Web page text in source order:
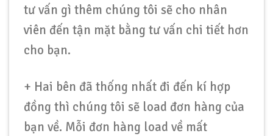
tư vấn gì thêm chúng tôi sẽ cho nhân
viên đến tận mặt bằng tư vấn chi tiết hơn
cho bạn.
+ Hai bên đã thống nhất đi đến kí hợp
đồng thì chúng tôi sẽ load đơn hàng của
bạn về. Mỗi đơn hàng load về mất